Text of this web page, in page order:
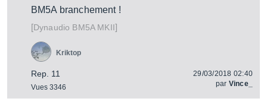
BM5A branchement !
[Dynaudio BM5A MKII]
Rep. 11
Vues 3346
Kriktop
29/03/2018 02:40
par Vince_